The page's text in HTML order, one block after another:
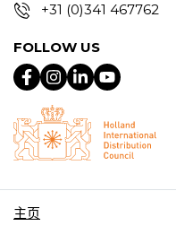
+31 (0)341 467762
FOLLOW US
主页